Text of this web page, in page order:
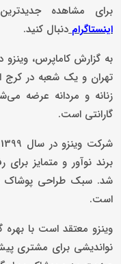
برای مشاهده
اینستاگرام دنبال کنید.
به گزارش کاماپرس، وینزو
تهران و یک شعبه در کرج
زنانه و مردانه عرضه
گارانتی است.
برند نوآور و متمایز
است.
وینزو معتقد است با بهره
نواندیشی برای مشتری